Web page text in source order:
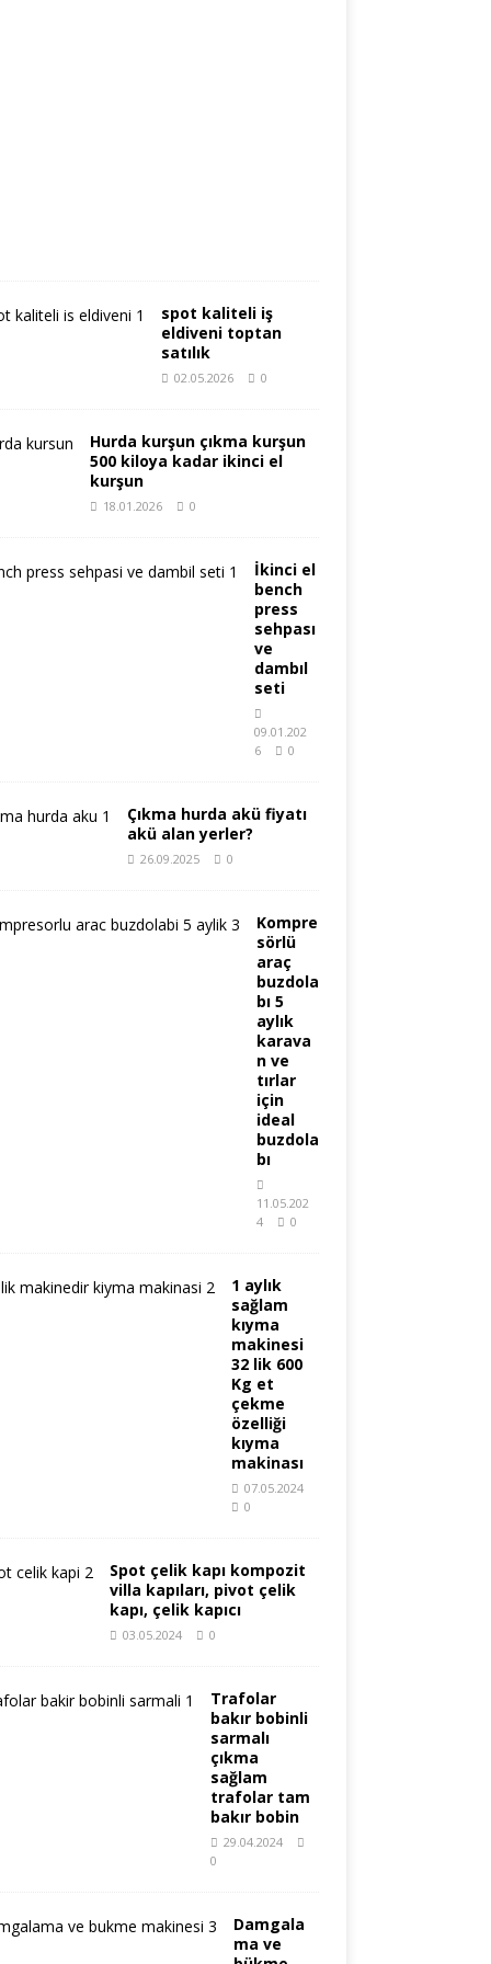
spot kaliteli iş
eldiveni toptan
satılık
02.05.2026 0
Hurda kurşun çıkma kurşun
500 kiloya kadar ikinci el
kurşun
18.01.2026 0
İkinci el
bench
press
sehpası
ve
dambıl
seti
09.01.202
6
0
Çıkma hurda akü fiyatı
akü alan yerler?
26.09.2025 0
Kompre
sörlü
araç
buzdola
bı 5
aylık
karava
n ve
tırlar
için
ideal
buzdola
bı
11.05.202
4
0
1 aylık
sağlam
kıyma
makinesi
32 lik 600
Kg et
çekme
özelliği
kıyma
makinası
07.05.2024
0
Spot çelik kapı kompozit
villa kapıları, pivot çelik
kapı, çelik kapıcı
03.05.2024 0
Trafolar
bakır bobinli
sarmalı
çıkma
sağlam
trafolar tam
bakır bobin
29.04.2024
0
Damgala
ma ve